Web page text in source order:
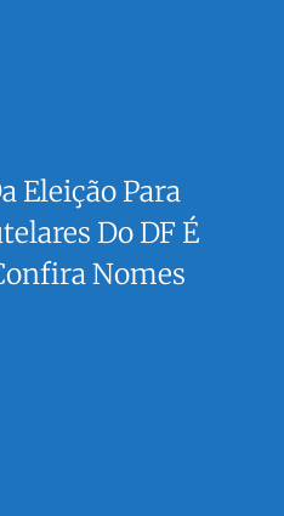
Eleição Para
Do DF É
Nomes